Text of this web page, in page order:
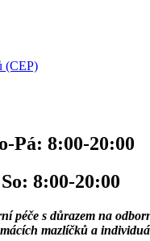
(CEP)
Pá: 8:00-20:00
So: 8:00-20:00
péče s důrazem na
mazlíčků a